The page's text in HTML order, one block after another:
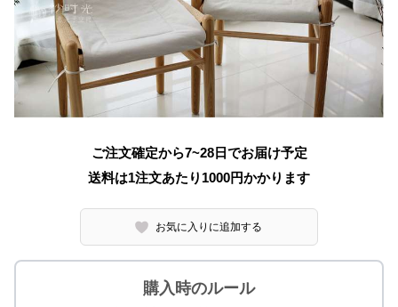
ご注文確定から7~28日でお届け予定
送料は1注文あたり 1000円かかります
お気に入りに追加する
購入時のルール